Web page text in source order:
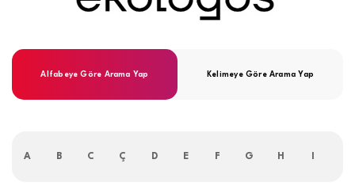
Alfabeye Göre Arama Yap Kelimeye Göre Arama Yap
A B C Ç D E F G H